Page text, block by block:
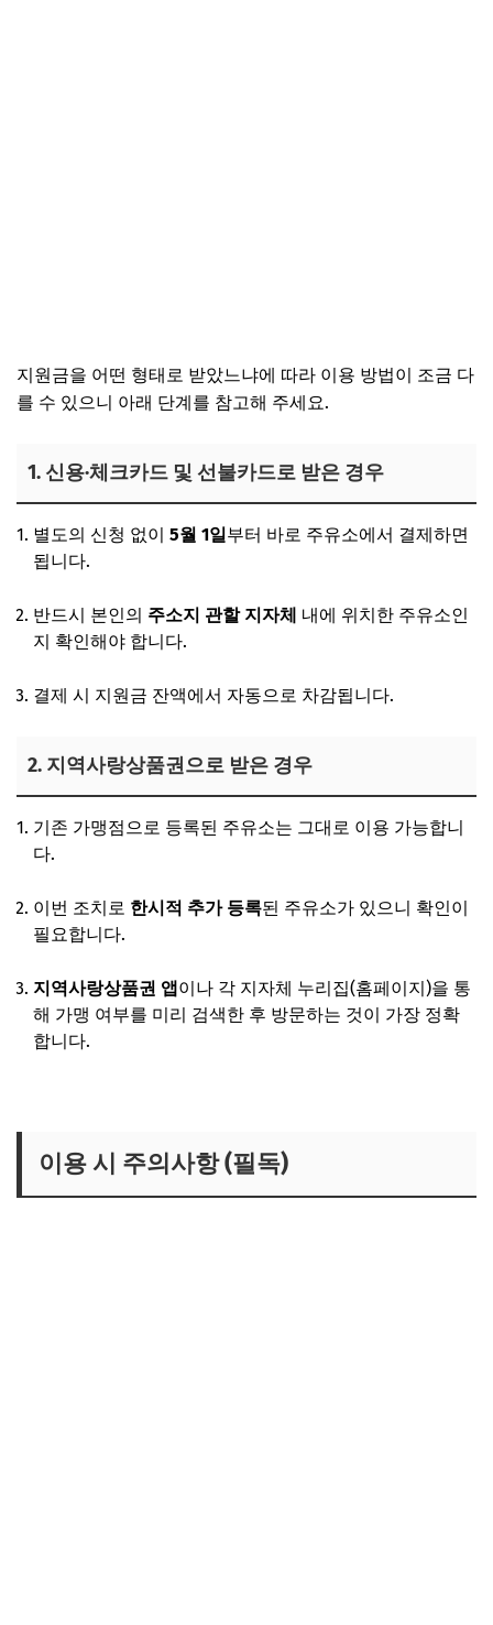
지원금을 어떤 형태로 받았느냐에 따라 이용 방법이 조금 다
를 수 있으니 아래 단계를 참고해 주세요.
1. 신용·체크카드 및 선불카드로 받은 경우
별도의 신청 없이 5월 1일부터 바로 주유소에서 결제하면
됩니다.
반드시 본인의 주소지 관할 지자체 내에 위치한 주유소인
지 확인해야 합니다.
결제 시 지원금 잔액에서 자동으로 차감됩니다.
2. 지역사랑상품권으로 받은 경우
기존 가맹점으로 등록된 주유소는 그대로 이용 가능합니
다.
이번 조치로 한시적 추가 등록된 주유소가 있으니 확인이
필요합니다.
지역사랑상품권 앱이나 각 지자체 누리집(홈페이지)을 통
해 가맹 여부를 미리 검색한 후 방문하는 것이 가장 정확
합니다.
이용 시 주의사항 (필독)